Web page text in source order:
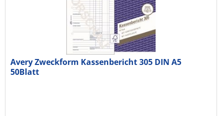
Avery Zweckform Kassenbericht 305 DIN A5
50Blatt